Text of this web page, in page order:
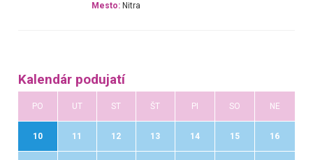
Mesto: Nitra
Kalendár podujatí
PO UT ST ŠT PI SO NE
10 11 12 13 14 15 16